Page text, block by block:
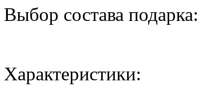
Выбор состава подарка:
Характеристики: